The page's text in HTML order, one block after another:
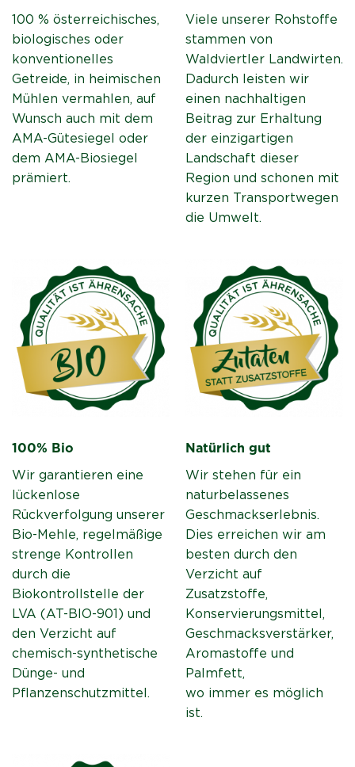
100 % österreichisches,
biologisches oder
konventionelles
Getreide, in heimischen
Mühlen vermahlen, auf
Wunsch auch mit dem
AMA-Gütesiegel oder
dem AMA-Biosiegel
prämiert.
Viele unserer Rohstoffe
stammen von
Waldviertler Landwirten.
Dadurch leisten wir
einen nachhaltigen
Beitrag zur Erhaltung
der einzigartigen
Landschaft dieser
Region und schonen mit
kurzen Transportwegen
die Umwelt.
100% Bio
Wir garantieren eine
lückenlose
Rückverfolgung unserer
Bio-Mehle, regelmäßige
strenge Kontrollen
durch die
Biokontrollstelle der
LVA (AT-BIO-901) und
den Verzicht auf
chemisch-synthetische
Dünge- und
Pflanzenschutzmittel.
Natürlich gut
Wir stehen für ein
naturbelassenes
Geschmackserlebnis.
Dies erreichen wir am
besten durch den
Verzicht auf
Zusatzstoffe,
Konservierungsmittel,
Geschmacksverstärker,
Aromastoffe und
Palmfett,
wo immer es möglich
ist.